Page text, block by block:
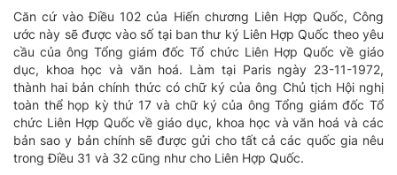
Căn cứ vào Ðiều 102 của Hiến chương Liên Hợp Quốc, Công
ước này sẽ được vào số tại ban thư ký Liên Hợp Quốc theo yêu
cầu của ông Tổng giám đốc Tổ chức Liên Hợp Quốc về giáo
dục, khoa học và văn hoá. Làm tại Paris ngày 23-11-1972,
thành hai bản chính thức có chữ ký của ông Chủ tịch Hội nghị
toàn thể họp kỳ thứ 17 và chữ ký của ông Tổng giám đốc Tổ
chức Liên Hợp Quốc về giáo dục, khoa học và văn hoá và các
bản sao y bản chính sẽ được gửi cho tất cả các quốc gia nêu
trong Ðiều 31 và 32 cũng như cho Liên Hợp Quốc.